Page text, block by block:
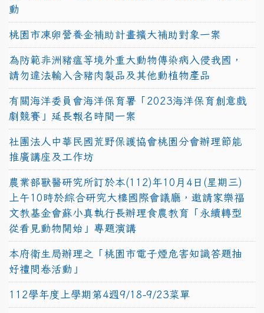
動
桃園市凍卵營養金補助計畫擴大補助對象一案
為防範非洲豬瘟等境外重大動物傳染病入侵我國，
請勿違法輸入含豬肉製品及其他動植物產品
有關海洋委員會海洋保育署「2023海洋保育創意戲
劇競賽」延長報名時間一案
社團法人中華民國荒野保護協會桃園分會辦理節能
推廣講座及工作坊
農業部獸醫研究所訂於本(112)年10月4日(星期三)
上午10時於綜合研究大樓國際會議廳，邀請家樂福
文教基金會蘇小真執行長辦理食農教育「永續轉型
從看見動物開始」專題演講
本府衛生局辦理之「桃園市電子煙危害知識答題抽
好禮問卷活動」
112學年度上學期第4週9/18-9/23菜單